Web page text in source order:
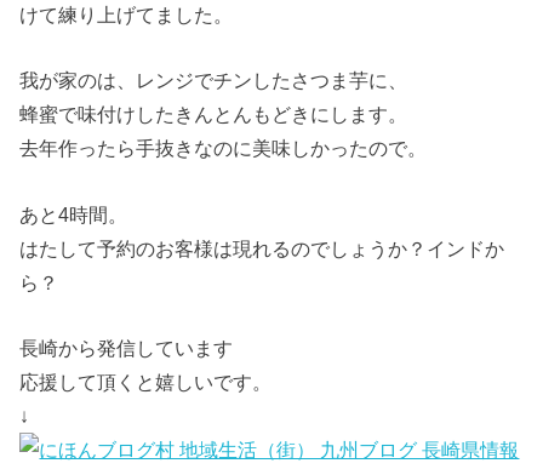
けて練り上げてました。
我が家のは、レンジでチンしたさつま芋に、
蜂蜜で味付けしたきんとんもどきにします。
去年作ったら手抜きなのに美味しかったので。
あと4時間。
はたして予約のお客様は現れるのでしょうか？インドか
ら？
長崎から発信しています
応援して頂くと嬉しいです。
↓